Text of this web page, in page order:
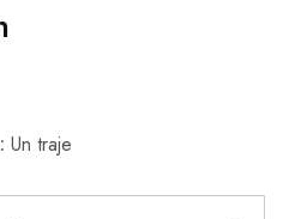
Un traje